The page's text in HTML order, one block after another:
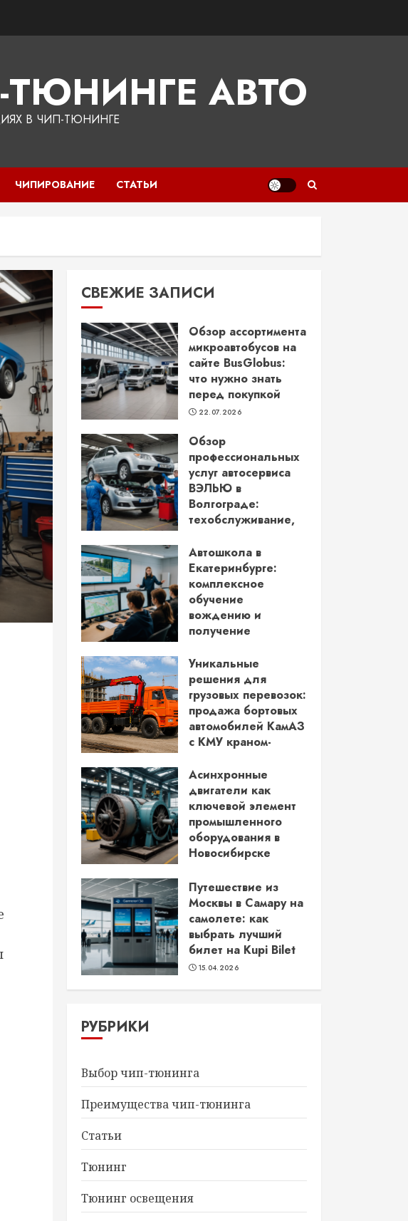
АВТО
В ЧИП-ТЮНИНГЕ
ЧИПИРОВАНИЕ СТАТЬИ
СВЕЖИЕ ЗАПИСИ
Обзор ассортимента
микроавтобусов на
сайте BusGlobus:
что нужно знать
перед покупкой
22.07.2026
Обзор
профессиональных
услуг автосервиса
ВЭЛЬЮ в
Волгограде:
техобслуживание,
более
22.06.2026
Автошкола в
Екатеринбурге:
комплексное
обучение
вождению и
получение
03.06.2026
Уникальные
решения для
грузовых перевозок:
продажа бортовых
автомобилей КамАЗ
с КМУ краном-
28.05.2026
Асинхронные
двигатели как
ключевой элемент
промышленного
оборудования в
Новосибирске
Путешествие из
Москвы в Самару на
самолете: как
выбрать лучший
билет на Kupi Bilet
15.04.2026
РУБРИКИ
Выбор чип-тюнинга
Преимущества чип-тюнинга
Статьи
Тюнинг
Тюнинг освещения